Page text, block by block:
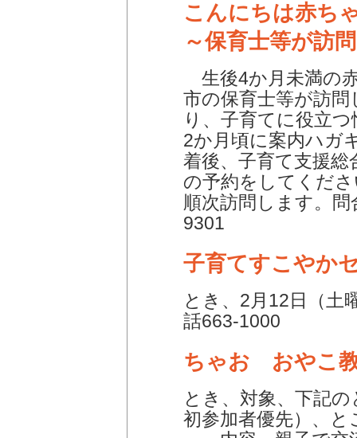
こんにちは赤ち
～保育士等が訪
生後4か月未満の
市の保育士等が訪
り、子育てに役立
2か月頃に案内ハガ
着後、子育て支援
の予約をしてくだ
順次訪問します。
9301
子育てすこやか
とき、2月12日（土
話663-1000
ちゃお おやこ
とき、対象、下記
初参加者優先）、